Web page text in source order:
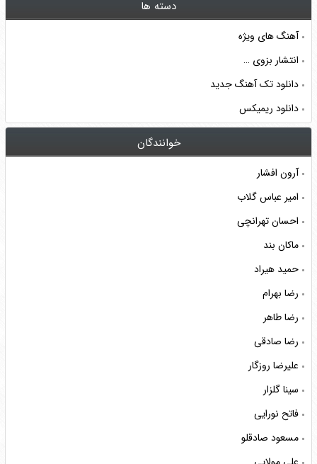
دسته ها
آهنگ های ویژه
انتشار بزوی …
دانلود تک آهنگ جدید
دانلود ریمیکس
خوانندگان
آرون افشار
امیر عباس گلاب
احسان تهرانچی
ماکان بند
حمید هیراد
رضا بهرام
رضا طاهر
رضا صادقی
علیرضا روزگار
سینا گلزار
فاتح نورایی
مسعود صادقلو